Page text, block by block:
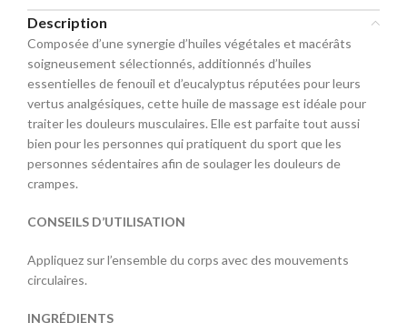
Description
Composée d’une synergie d’huiles végétales et macérâts
soigneusement sélectionnés, additionnés d’huiles
essentielles de fenouil et d’eucalyptus réputées pour leurs
vertus analgésiques, cette huile de massage est idéale pour
traiter les douleurs musculaires. Elle est parfaite tout aussi
bien pour les personnes qui pratiquent du sport que les
personnes sédentaires afin de soulager les douleurs de
crampes.
CONSEILS D’UTILISATION
Appliquez sur l’ensemble du corps avec des mouvements
circulaires.
INGRÉDIENTS